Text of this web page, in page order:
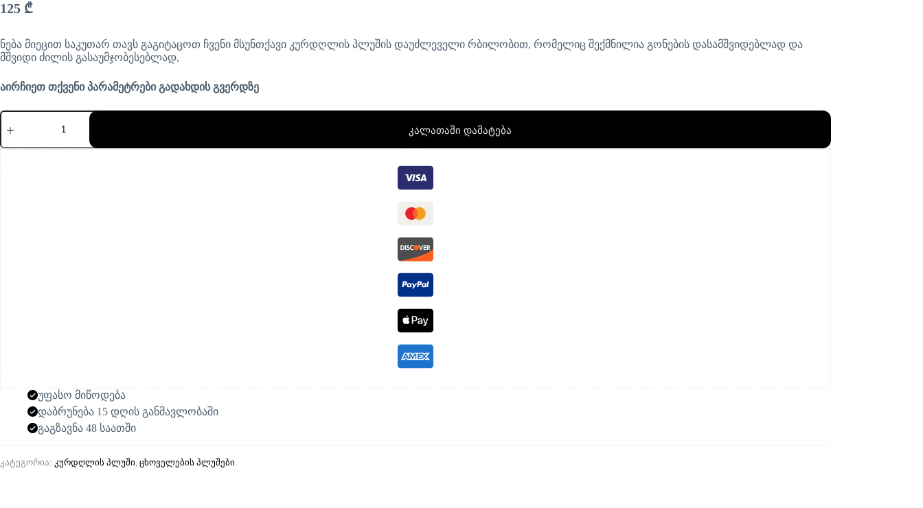
125 ₾
ნება მიეცით საკუთარ თავს გაგიტაცოთ ჩვენი მსუნთქავი კურდღლის პლუშის დაუძლეველი რბილობით, რომელიც შექმნილია გონების დასამშვიდებლად და
მშვიდი ძილის გასაუმჯობესებლად,
აირჩიეთ თქვენი პარამეტრები გადახდის გვერდზე
რაოდენობა:
სუნთქავს
პლუშს
დამამშვიდებელი
იავნანასთან
ერთად
კალათაში დამატება
უფასო მიწოდება
დაბრუნება 15 დღის განმავლობაში
გაგზავნა 48 საათში
კატეგორია: კურდღლის პლუში, ცხოველების პლუშები